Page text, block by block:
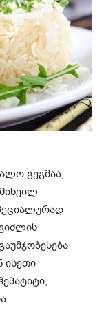
გეგმაა,
ისეთი